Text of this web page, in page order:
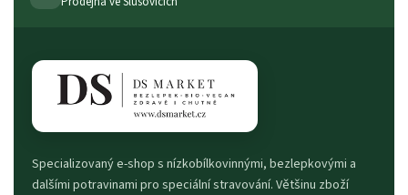
Specializovaný e-shop s nízkobílkovinnými, bezlepkovými a
dalšími potravinami pro speciální stravování. Většinu zboží